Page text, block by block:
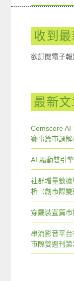
收到
欲訂閱電子
最新文
Comscore AI
賽事篇市調解
AI 驅動雙引
社群增量數
析（創市際雙
穿戴裝置篇市
串流影音平
市際雙週刊第